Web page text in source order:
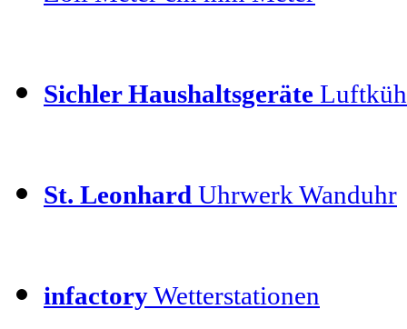
Sichler Haushaltsgeräte
St. Leonhard Uhrwerk Wanduhr
infactoryWetterstationen